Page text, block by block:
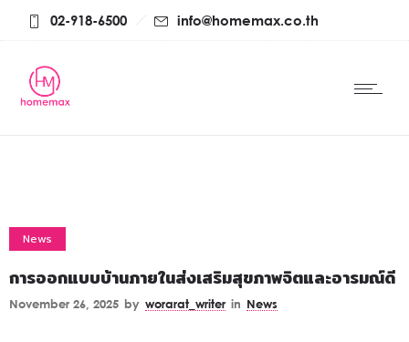
02-918-6500 info@homemax.co.th
News
การออกแบบบ้านภายในส่งเสริมสุขภาพจิตและอารมณ์ดี
November 26, 2025 by worarat_writer in News